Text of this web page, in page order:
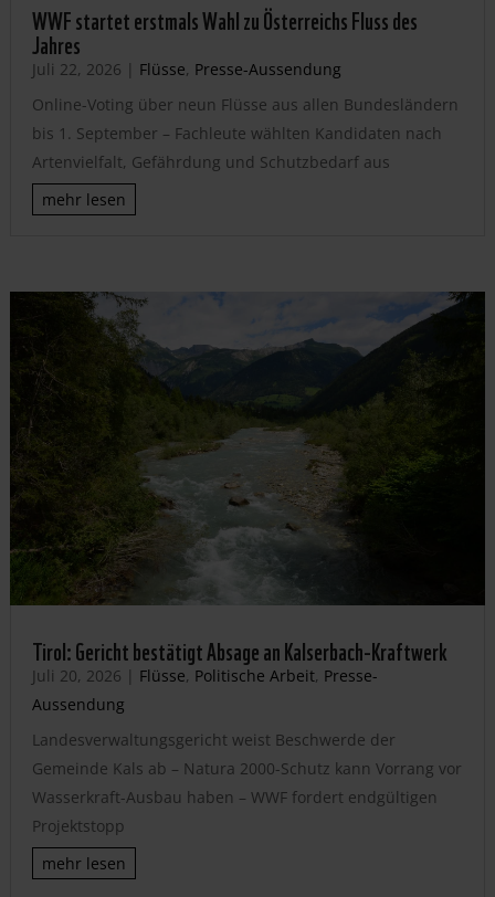
WWF startet erstmals Wahl zu Österreichs Fluss des
Jahres
Juli 22, 2026 | Flüsse, Presse-Aussendung
Online-Voting über neun Flüsse aus allen Bundesländern
bis 1. September – Fachleute wählten Kandidaten nach
Artenvielfalt, Gefährdung und Schutzbedarf aus
mehr lesen
Tirol: Gericht bestätigt Absage an Kalserbach-Kraftwerk
Juli 20, 2026 | Flüsse, Politische Arbeit, Presse-
Aussendung
Landesverwaltungsgericht weist Beschwerde der
Gemeinde Kals ab – Natura 2000-Schutz kann Vorrang vor
Wasserkraft-Ausbau haben – WWF fordert endgültigen
Projektstopp
mehr lesen